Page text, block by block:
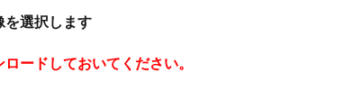
を選択します
ードしておいてください。